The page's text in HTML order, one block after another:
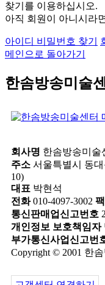
찾기를 이용하십시오.
아직 회원이 아니시라
아이디 비밀번호 찾기
메인으로 돌아가기
한솜방송미술
회사명 한솜방송미술
주소 서울특별시 동
10)
대표 박현석
전화010-4097-3002
통신판매업신고번호
개인정보 보호책임자
부가통신사업신고번
Copyright © 2001 한